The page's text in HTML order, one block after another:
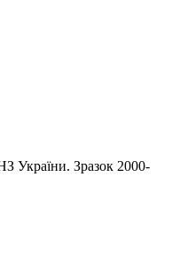
України. Зразок 2000-